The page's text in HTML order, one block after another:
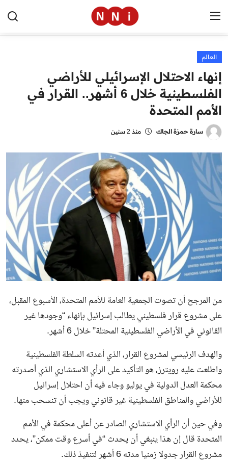
الرئيسية
اخبار مصر
العالم
الرياضة
مال وأعمال
تقنية
التعليم
العالم
إنهاء الاحتلال الإسرائيلي للأراضي
الفلسطينية خلال 6 أشهر.. القرار في
الأمم المتحدة
سارة حمزة الجاك منذ 2 سنين
من المرجح أن تصوت الجمعية العامة للأمم المتحدة، الأسبوع المقبل،
على مشروع قرار فلسطيني يطالب إسرائيل بإنهاء “وجودها غير
القانوني في الأراضي الفلسطينية المحتلة” خلال 6 أشهر.
والهدف الرئيسي لمشروع القرار، الذي أعدته السلطة الفلسطينية
واطلعت عليه رويترز، هو التأكيد على الرأي الاستشاري الذي أصدرته
محكمة العدل الدولية في يوليو وجاء فيه أن احتلال إسرائيل
للأراضي والمناطق الفلسطينية غير قانوني ويجب أن تنسحب منها.
وفي حين أن الرأي الاستشاري الصادر عن أعلى محكمة في الأمم
المتحدة قال إن هذا ينبغي أن يحدث “في أسرع وقت ممكن”، يحدد
مشروع القرار جدولا زمنيا مدته 6 أشهر لتنفيذ ذلك.